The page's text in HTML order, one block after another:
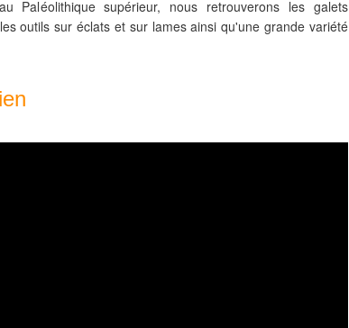
Paléolithique supérieur, nous retrouverons les galets
outils sur éclats et sur lames ainsi qu'une grande variété